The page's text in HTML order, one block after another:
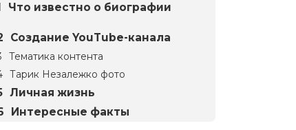
Что известно о биографии
Создание YouTube-канала
Тематика контента
Тарик Незалежко фото
Личная жизнь
Интересные факты